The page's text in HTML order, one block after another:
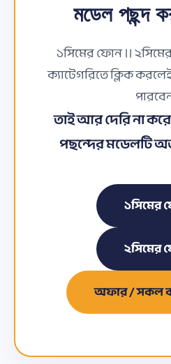
মডেল পছন্দ
১সিমের ফোন ।।
ক্যাটেগরিতে ক্লিক
তাই আর দেরি না
পছন্দের মডেলটি
১সিমের
২সিমের
অফার / সকল